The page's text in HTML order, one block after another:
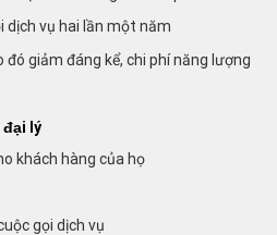
dịch vụ hai lần một năm
đó giảm đáng kể, chi phí năng lượng
đại lý
khách hàng của họ
gọi dịch vụ